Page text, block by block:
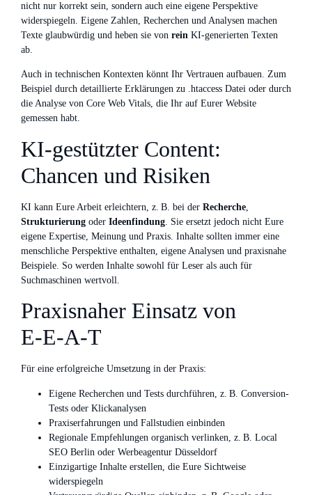
nicht nur korrekt sein, sondern auch eine eigene Perspektive
widerspiegeln. Eigene Zahlen, Recherchen und Analysen machen
Texte glaubwürdig und heben sie von rein KI-generierten Texten
ab.
Auch in technischen Kontexten könnt Ihr Vertrauen aufbauen. Zum
Beispiel durch detaillierte Erklärungen zu .htaccess Datei oder durch
die Analyse von Core Web Vitals, die Ihr auf Eurer Website
gemessen habt.
KI-gestützter Content:
Chancen und Risiken
KI kann Eure Arbeit erleichtern, z. B. bei der Recherche
Strukturierung oder Ideenfindung . Sie ersetzt jedoch nicht Eure
eigene Expertise, Meinung und Praxis. Inhalte sollten immer eine
menschliche Perspektive enthalten, eigene Analysen und praxisnahe
Beispiele. So werden Inhalte sowohl für Leser als auch für
Suchmaschinen wertvoll.
Praxisnaher Einsatz von
E‑E‑A‑T
Für eine erfolgreiche Umsetzung in der Praxis:
Eigene Recherchen und Tests durchführen, z. B. Conversion-
Tests oder Klickanalysen
Praxiserfahrungen und Fallstudien einbinden
Regionale Empfehlungen organisch verlinken, z. B. Local
SEO Berlin oder Werbeagentur Düsseldorf
Einzigartige Inhalte erstellen, die Eure Sichtweise
widerspiegeln